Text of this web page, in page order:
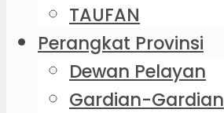
TAUFAN
Perangkat Provinsi
Dewan Pelayan
Gardian-Gardian